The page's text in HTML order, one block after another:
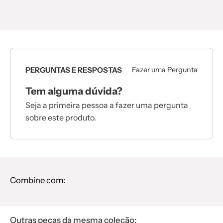
PERGUNTAS E RESPOSTAS Fazer uma Pergunta
Tem alguma dúvida?
Seja a primeira pessoa a fazer uma pergunta
sobre este produto.
Combine com:
Outras peças da mesma coleção: